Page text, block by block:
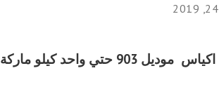
ارخص واسرع ماكينه تعبئه السكر والارز والحبوب في اكياس موديل 903 حتي واحد كيلو ماركة